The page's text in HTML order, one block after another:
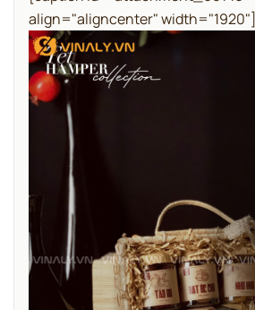
align="aligncenter" width="1920"]